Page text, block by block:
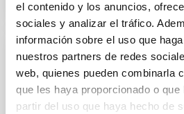
el contenido y los anuncios,
sociales y analizar el tráfico.
información sobre el uso que
nuestros partners de redes
web, quienes pueden combinarla
que les haya proporcionado o que
partir del uso que haya hecho de
PUBLICACIÓN
Validation of TESS Planet
Multicolor Transit